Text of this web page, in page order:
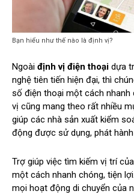
Bạn hiểu như thế nào là định vị?
Ngoài định vị điện thoại dựa
nghệ tiên tiến hiện đại, thì
số điện thoại một cách
vị cũng mang theo rất nhiều
giúp các nhà sản xuất kiểm
động được sử dụng, phát
Trợ giúp việc tìm kiếm vị trí
một cách nhanh chóng, tiện
mọi hoạt động di chuyển của